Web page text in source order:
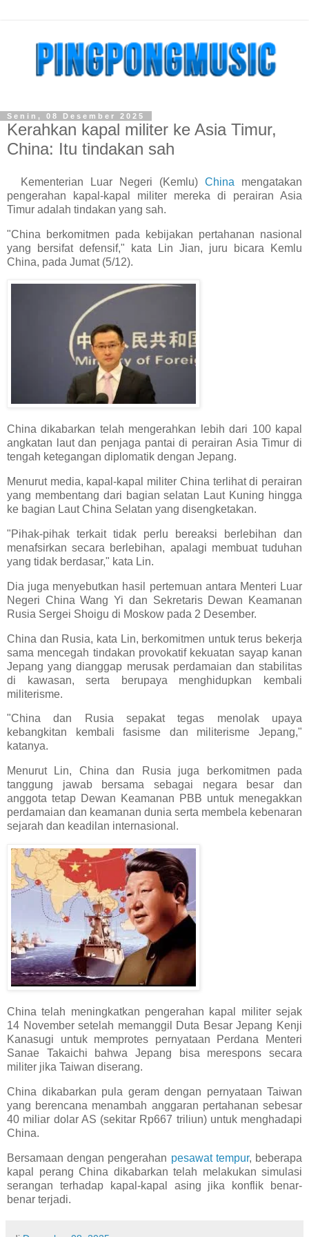
Senin, 08 Desember 2025
Kerahkan kapal militer ke Asia Timur,
China: Itu tindakan sah
Kementerian Luar Negeri (Kemlu) China mengatakan
pengerahan kapal-kapal militer mereka di perairan Asia
Timur adalah tindakan yang sah.
"China berkomitmen pada kebijakan pertahanan nasional
yang bersifat defensif," kata Lin Jian, juru bicara Kemlu
China, pada Jumat (5/12).
China dikabarkan telah mengerahkan lebih dari 100 kapal
angkatan laut dan penjaga pantai di perairan Asia Timur di
tengah ketegangan diplomatik dengan Jepang.
Menurut media, kapal-kapal militer China terlihat di perairan
yang membentang dari bagian selatan Laut Kuning hingga
ke bagian Laut China Selatan yang disengketakan.
"Pihak-pihak terkait tidak perlu bereaksi berlebihan dan
menafsirkan secara berlebihan, apalagi membuat tuduhan
yang tidak berdasar," kata Lin.
Dia juga menyebutkan hasil pertemuan antara Menteri Luar
Negeri China Wang Yi dan Sekretaris Dewan Keamanan
Rusia Sergei Shoigu di Moskow pada 2 Desember.
China dan Rusia, kata Lin, berkomitmen untuk terus bekerja
sama mencegah tindakan provokatif kekuatan sayap kanan
Jepang yang dianggap merusak perdamaian dan stabilitas
di kawasan, serta berupaya menghidupkan kembali
militerisme.
"China dan Rusia sepakat tegas menolak upaya
kebangkitan kembali fasisme dan militerisme Jepang,"
katanya.
Menurut Lin, China dan Rusia juga berkomitmen pada
tanggung jawab bersama sebagai negara besar dan
anggota tetap Dewan Keamanan PBB untuk menegakkan
perdamaian dan keamanan dunia serta membela kebenaran
sejarah dan keadilan internasional.
China telah meningkatkan pengerahan kapal militer sejak
14 November setelah memanggil Duta Besar Jepang Kenji
Kanasugi untuk memprotes pernyataan Perdana Menteri
Sanae Takaichi bahwa Jepang bisa merespons secara
militer jika Taiwan diserang.
China dikabarkan pula geram dengan pernyataan Taiwan
yang berencana menambah anggaran pertahanan sebesar
40 miliar dolar AS (sekitar Rp667 triliun) untuk menghadapi
China.
Bersamaan dengan pengerahan pesawat tempur, beberapa
kapal perang China dikabarkan telah melakukan simulasi
serangan terhadap kapal-kapal asing jika konflik benar-
benar terjadi.